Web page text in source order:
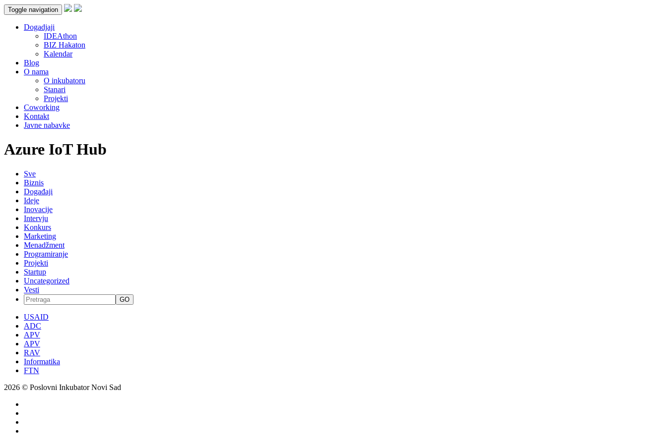
Toggle navigation
Dogadjaji
IDEAthon
BIZ Hakaton
Kalendar
Blog
O nama
O inkubatoru
Stanari
Projekti
Coworking
Kontakt
Javne nabavke
Azure IoT Hub
Sve
Biznis
Događaji
Ideje
Inovacije
Intervju
Konkurs
Marketing
Menadžment
Programiranje
Projekti
Startup
Uncategorized
Vesti
GO
USAID
ADC
APV
APV
RAV
Informatika
FTN
2026 © Poslovni Inkubator Novi Sad